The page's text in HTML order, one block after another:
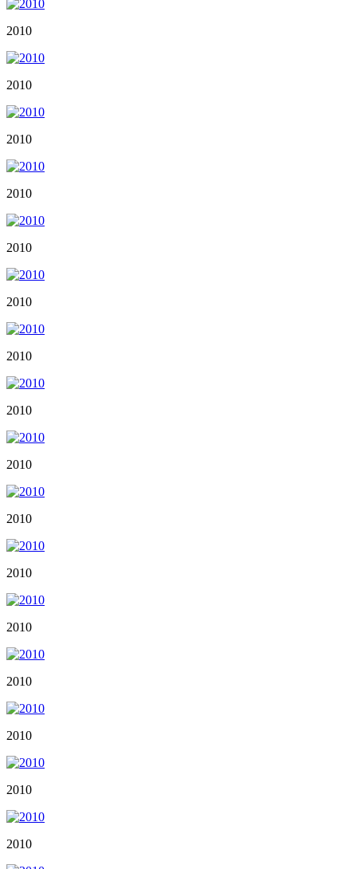
2010
2010
2010
2010
2010
2010
2010
2010
2010
2010
2010
2010
2010
2010
2010
2010